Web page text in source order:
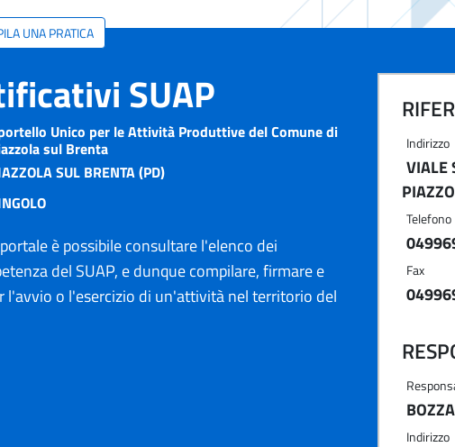
UNA PRATICA
SUAP
Unico per le Attività Produttive del Comune di
sul Brenta
SUL BRENTA (PD)
è possibile consultare l'elenco dei
del SUAP, e dunque compilare, firmare e
l'avvio o l'esercizio di un'attività nel territorio del
Indirizzo
Telefono
Fax
Indirizzo